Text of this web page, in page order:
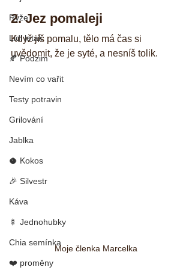
Rýže
Lidl letak
🍂 Podzim
Nevím co vařit
Testy potravin
Grilování
Jablka
🥥 Kokos
🎉 Silvestr
Káva
🍢 Jednohubky
Chia semínka
❤️ proměny
2. Jez pomaleji
Když jíš pomalu, tělo má čas si
uvědomit, že je syté, a nesníš tolik.
Moje členka Marcelka